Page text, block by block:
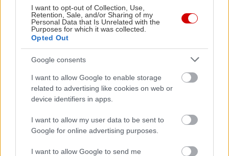
I want to opt-out of Collection, Use,
Retention, Sale, and/or Sharing of my
Personal Data that Is Unrelated with the
Purposes for which it was collected.
Opted Out
Google consents
I want to allow Google to enable storage
related to advertising like cookies on web or
device identifiers in apps.
I want to allow my user data to be sent to
Google for online advertising purposes.
I want to allow Google to send me
Η κάποτε ισχυρή αυτοκινητοβιομηχανία της
Γερμανίας βρίσκεται σε κρίση. Τι θα χρειαστεί
για να διορθωθεί;
Η Ford